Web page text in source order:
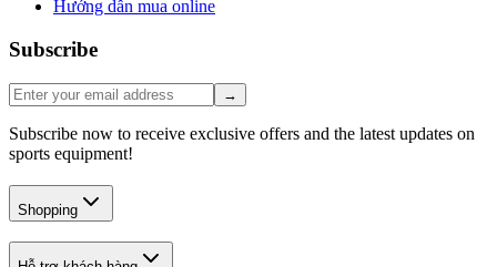
Hướng dẫn mua online
Subscribe
→
Subscribe now to receive exclusive offers and the latest updates on
sports equipment!
Shopping